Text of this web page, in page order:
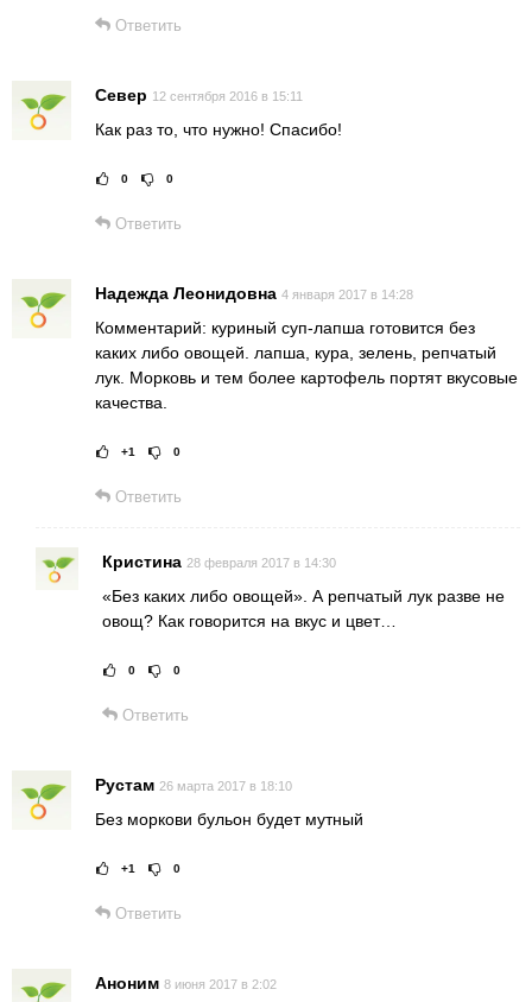
Ответить
Север 12 сентября 2016 в 15:11
Как раз то, что нужно! Спасибо!
Рейтинг статьи:
0 0
Ответить
Надежда Леонидовна 4 января 2017 в 14:28
Комментарий: куриный суп-лапша готовится без
каких либо овощей. лапша, кура, зелень, репчатый
лук. Морковь и тем более картофель портят вкусовые
качества.
Рейтинг статьи:
+1 0
Ответить
Кристина 28 февраля 2017 в 14:30
«Без каких либо овощей». А репчатый лук разве не
овощ? Как говорится на вкус и цвет…
Рейтинг статьи:
0 0
Ответить
Рустам 26 марта 2017 в 18:10
Без моркови бульон будет мутный
Рейтинг статьи:
+1 0
Ответить
Аноним 8 июня 2017 в 2:02